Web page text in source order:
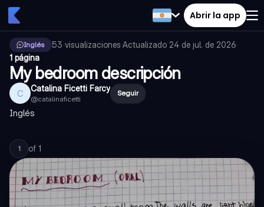
Abrir la app
Inglés 53 visualizaciones·Actualizado 24 de jul. de 2026·
1 página
My bedroom descripción
C Catalina Ficetti Farcy
@catalinaficetti
Seguir
Inglés
1 of 1